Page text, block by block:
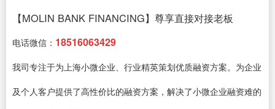
【MOLIN BANK FINANCING】尊享直接对接老板
电话微信： 18516063429
我司专注于为上海小微企业、行业精英策划优质融资方案。为企业
及个人客户提供了高性价比的融资方案，解决了小微企业融资难的